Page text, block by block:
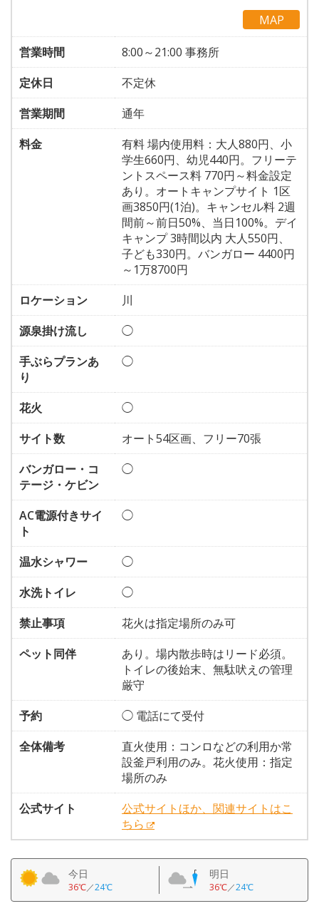
MAP
営業時間
8:00～21:00 事務所
定休日
不定休
営業期間
通年
料金
有料 場内使用料：大人880円、小
学生660円、幼児440円。フリーテ
ントスペース料 770円～料金設定
あり。オートキャンプサイト 1区
画3850円(1泊)。キャンセル料 2週
間前～前日50%、当日100%。デイ
キャンプ 3時間以内 大人550円、
子ども330円。バンガロー 4400円
～1万8700円
ロケーション
川
源泉掛け流し
◯
手ぶらプランあ
り
◯
花火
◯
サイト数
オート54区画、フリー70張
バンガロー・コ
テージ・ケビン
◯
AC電源付きサイ
ト
◯
温水シャワー
◯
水洗トイレ
◯
禁止事項
花火は指定場所のみ可
ペット同伴
あり。場内散歩時はリード必須。
トイレの後始末、無駄吠えの管理
厳守
予約
◯ 電話にて受付
全体備考
直火使用：コンロなどの利用か常
設釜戸利用のみ。花火使用：指定
場所のみ
公式サイト
公式サイトほか、関連サイトはこ
ちら
今日
36℃／24℃
明日
36℃／24℃